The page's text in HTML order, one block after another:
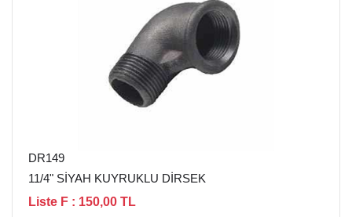
DR149
11/4" SİYAH KUYRUKLU DİRSEK
Liste F : 150,00 TL